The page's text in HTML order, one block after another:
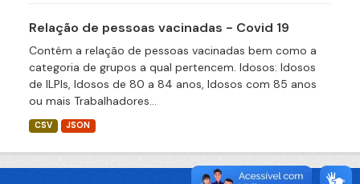
Relação de pessoas vacinadas - Covid 19
Contém a relação de pessoas vacinadas bem como a
categoria de grupos a qual pertencem. Idosos: Idosos
de ILPIs, Idosos de 80 a 84 anos, Idosos com 85 anos
ou mais Trabalhadores...
CSV JSON